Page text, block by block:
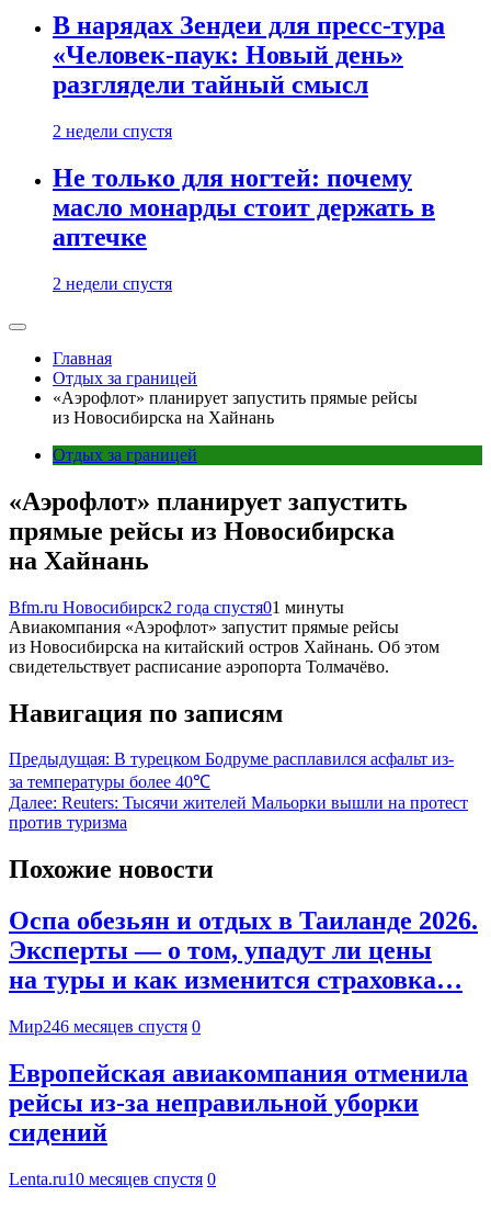
В нарядах Зендеи для пресс-тура
«Человек-паук: Новый день»
разглядели тайный смысл
2 недели спустя
Не только для ногтей: почему
масло монарды стоит держать в
аптечке
2 недели спустя
Главная
Отдых за границей
«Аэрофлот» планирует запустить прямые рейсы
из Новосибирска на Хайнань
Отдых за границей
«Аэрофлот» планирует запустить
прямые рейсы из Новосибирска
на Хайнань
Bfm.ru Новосибирск2 года спустя01 минуты
Авиакомпания «Аэрофлот» запустит прямые рейсы
из Новосибирска на китайский остров Хайнань. Об этом
свидетельствует расписание аэропорта Толмачёво.
Навигация по записям
Предыдущая: В турецком Бодруме расплавился асфальт из-
за температуры более 40℃
Далее: Reuters: Тысячи жителей Мальорки вышли на протест
против туризма
Похожие новости
Оспа обезьян и отдых в Таиланде 2026.
Эксперты — о том, упадут ли цены
на туры и как изменится страховка…
Мир246 месяцев спустя 0
Европейская авиакомпания отменила
рейсы из-за неправильной уборки
сидений
Lenta.ru10 месяцев спустя 0